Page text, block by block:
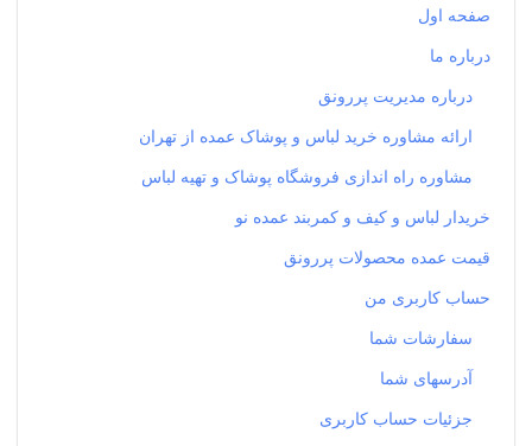
صفحه اول
درباره ما
درباره مدیریت پررونق
ارائه مشاوره خرید لباس و پوشاک عمده از تهران
مشاوره راه اندازی فروشگاه پوشاک و تهیه لباس
خریدار لباس و کیف و کمربند عمده نو
قیمت عمده محصولات پررونق
حساب کاربری من
سفارشات شما
آدرسهای شما
جزئیات حساب کاربری